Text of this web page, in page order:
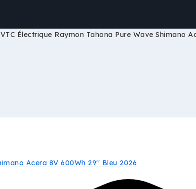
VTC Électrique Raymon Tahona Pure Wave Shimano